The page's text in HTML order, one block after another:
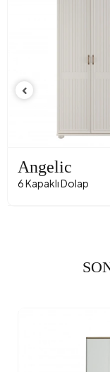
Angelic
6 Kapaklı Dolap